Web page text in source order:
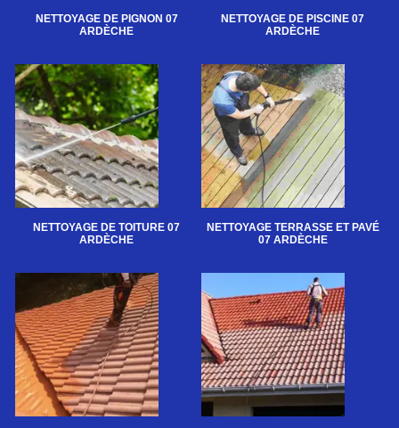
NETTOYAGE DE PIGNON 07
ARDÈCHE
NETTOYAGE DE PISCINE 07
ARDÈCHE
NETTOYAGE DE TOITURE 07
ARDÈCHE
NETTOYAGE TERRASSE ET PAVÉ
07 ARDÈCHE